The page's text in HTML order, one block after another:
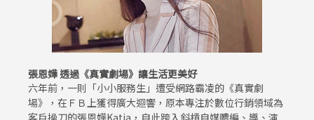
張恩嬅 透過《真實劇場》讓生活更美好
六年前，一則「小小服務生」遭受網路霸凌的《真實劇
場》，在ＦＢ上獲得廣大迴響，原本專注於數位行銷領域為
客戶操刀的張恩嬅Katia，自此跨入斜槓自媒體編、導、演